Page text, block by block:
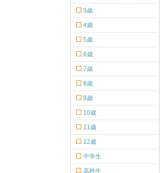
3歳
4歳
5歳
6歳
7歳
8歳
9歳
10歳
11歳
12歳
中学生
高校生